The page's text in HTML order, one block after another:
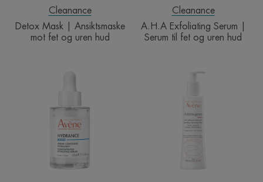
Cleanance
Detox Mask | Ansiktsmaske
mot fet og uren hud
hud
Cleanance
A.H.A Exfoliating Serum |
Serum til fet og uren hud
serum
|
Fuktserum